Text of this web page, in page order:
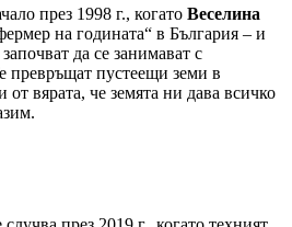
през 1998 г., когато Веселина
на годината“ в България – и
да се занимават с
превръщат пустеещи земи в
вярата, че земята ни дава всичко